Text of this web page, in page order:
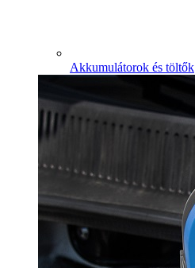
Akkumulátorok és töltők